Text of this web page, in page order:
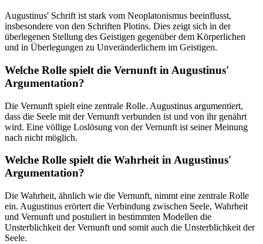
Augustinus' Schrift ist stark vom Neoplatonismus beeinflusst,
insbesondere von den Schriften Plotins. Dies zeigt sich in der
überlegenen Stellung des Geistigen gegenüber dem Körperlichen
und in Überlegungen zu Unveränderlichem im Geistigen.
Welche Rolle spielt die Vernunft in Augustinus'
Argumentation?
Die Vernunft spielt eine zentrale Rolle. Augustinus argumentiert,
dass die Seele mit der Vernunft verbunden ist und von ihr genährt
wird. Eine völlige Loslösung von der Vernunft ist seiner Meinung
nach nicht möglich.
Welche Rolle spielt die Wahrheit in Augustinus'
Argumentation?
Die Wahrheit, ähnlich wie die Vernunft, nimmt eine zentrale Rolle
ein. Augustinus erörtert die Verbindung zwischen Seele, Wahrheit
und Vernunft und postuliert in bestimmten Modellen die
Unsterblichkeit der Vernunft und somit auch die Unsterblichkeit der
Seele.